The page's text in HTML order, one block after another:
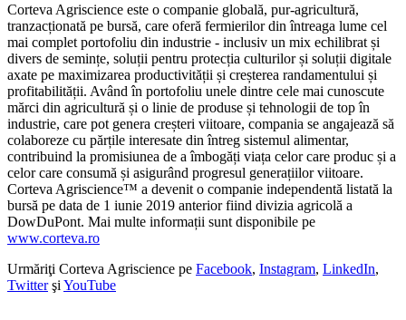
Corteva Agriscience este o companie globală, pur-agricultură,
tranzacționată pe bursă, care oferă fermierilor din întreaga lume cel
mai complet portofoliu din industrie - inclusiv un mix echilibrat și
divers de semințe, soluții pentru protecția culturilor și soluții digitale
axate pe maximizarea productivității și creșterea randamentului și
profitabilității. Având în portofoliu unele dintre cele mai cunoscute
mărci din agricultură și o linie de produse și tehnologii de top în
industrie, care pot genera creșteri viitoare, compania se angajează să
colaboreze cu părțile interesate din întreg sistemul alimentar,
contribuind la promisiunea de a îmbogăți viața celor care produc și a
celor care consumă și asigurând progresul generațiilor viitoare.
Corteva Agriscience™ a devenit o companie independentă listată la
bursă pe data de 1 iunie 2019 anterior fiind divizia agricolă a
DowDuPont. Mai multe informații sunt disponibile pe
www.corteva.ro
Urmăriţi Corteva Agriscience pe Facebook, Instagram, LinkedIn,
Twitterşi YouTube